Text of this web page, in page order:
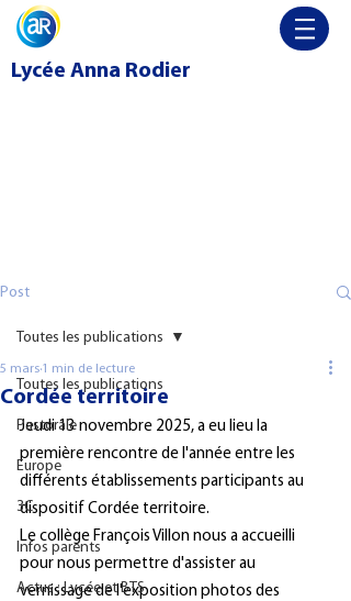
Lycée Anna Rodier
Post
Toutes les publications
Pastorale
Europe
3C
Infos parents
Actus : Lycée et BTS
Toutes les publications
Cordée territoire
5 mars 1 min de lecture
Jeudi 13 novembre 2025, a eu lieu la
première rencontre de l'année entre les
différents établissements participants au
dispositif Cordée territoire.
Le collège François Villon nous a accueilli
pour nous permettre d'assister au
vernissage de l'exposition photos des